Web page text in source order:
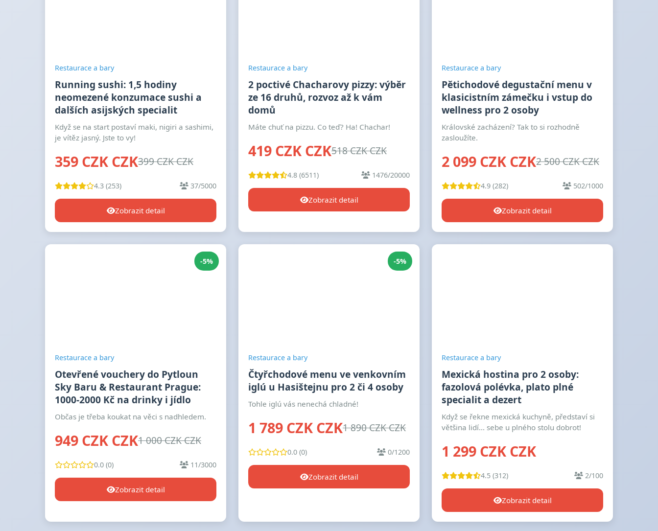
Restaurace a bary
Running sushi: 1,5 hodiny
neomezené konzumace sushi a
dalších asijských specialit
Když se na start postaví maki, nigiri a sashimi,
je vítěz jasný. Jste to vy!
359 CZK CZK399 CZK CZK
4.3 (253) 37/5000
Zobrazit detail
Restaurace a bary
2 poctivé Chacharovy pizzy: výběr
ze 16 druhů, rozvoz až k vám
domů
Máte chuť na pizzu. Co teď? Ha! Chachar!
419 CZK CZK518 CZK CZK
4.8 (6511) 1476/20000
Zobrazit detail
Restaurace a bary
Pětichodové degustační menu v
klasicistním zámečku i vstup do
wellness pro 2 osoby
Královské zacházení? Tak to si rozhodně
zasloužíte.
2 099 CZK CZK2 500 CZK CZK
4.9 (282) 502/1000
Zobrazit detail
-5%
Restaurace a bary
Otevřené vouchery do Pytloun
Sky Baru & Restaurant Prague:
1000-2000 Kč na drinky i jídlo
Občas je třeba koukat na věci s nadhledem.
949 CZK CZK1 000 CZK CZK
0.0 (0) 11/3000
Zobrazit detail
-5%
Restaurace a bary
Čtyřchodové menu ve venkovním
iglú u Hasištejnu pro 2 či 4 osoby
Tohle iglú vás nenechá chladné!
1 789 CZK CZK1 890 CZK CZK
0.0 (0) 0/1200
Zobrazit detail
Restaurace a bary
Mexická hostina pro 2 osoby:
fazolová polévka, plato plné
specialit a dezert
Když se řekne mexická kuchyně, představí si
většina lidí... sebe u plného stolu dobrot!
1 299 CZK CZK
4.5 (312) 2/100
Zobrazit detail